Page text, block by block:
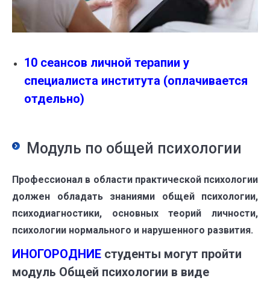
10 сеансов личной терапии у
специалиста института (оплачивается
отдельно)
Модуль по общей психологии
Профессионал в области практической психологии
должен обладать знаниями общей психологии,
психодиагностики, основных теорий личности,
психологии нормального и нарушенного развития.
ИНОГОРОДНИЕ студенты могут пройти
модуль Общей психологии в виде